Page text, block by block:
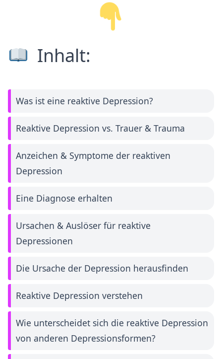
Inhalt:
Was ist eine reaktive Depression?
Reaktive Depression vs. Trauer & Trauma
Anzeichen & Symptome der reaktiven
Depression
Eine Diagnose erhalten
Ursachen & Auslöser für reaktive
Depressionen
Die Ursache der Depression herausfinden
Reaktive Depression verstehen
Wie unterscheidet sich die reaktive Depression
von anderen Depressionsformen?